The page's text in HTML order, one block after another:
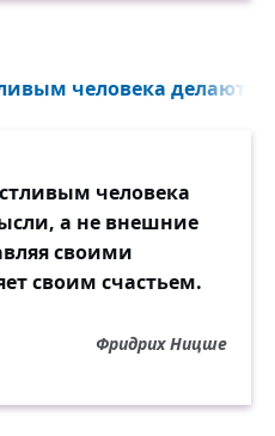
человека делают
человека
а не внешние
своими
своим счастьем.
Фридрих Ницше